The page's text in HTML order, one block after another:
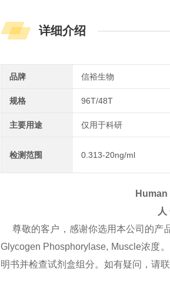
详细介绍
品牌 信裕生物
规格 96T/48T
主要用途 仅用于科研
检测范围 0.313-20ng/ml
人
尊敬的客户，感谢你选用本公司的产
Glycogen Phosphorylase, Muscle浓度
明书并检查试剂盒组分。如有疑问，请